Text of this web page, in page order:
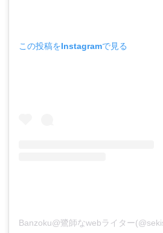
この投稿をInstagramで見る